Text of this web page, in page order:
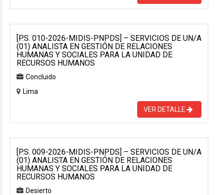
[P.S. 010-2026-MIDIS-PNPDS] – SERVICIOS DE UN/A
(01) ANALISTA EN GESTIÓN DE RELACIONES
HUMANAS Y SOCIALES PARA LA UNIDAD DE
RECURSOS HUMANOS
Concluido
Lima
VER DETALLE
[P.S. 009-2026-MIDIS-PNPDS] – SERVICIOS DE UN/A
(01) ANALISTA EN GESTIÓN DE RELACIONES
HUMANAS Y SOCIALES PARA LA UNIDAD DE
RECURSOS HUMANOS
Desierto